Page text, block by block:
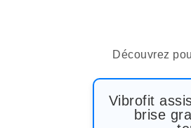
Découvrez
Vibrofit
brise